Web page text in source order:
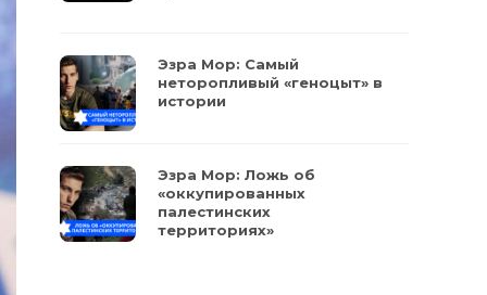
Эзра Мор: Самый
неторопливый «геноцыт» в
истории
Эзра Мор: Ложь об
«оккупированных
палестинских
территориях»